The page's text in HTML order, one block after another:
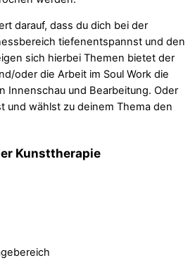
darauf, dass du dich bei der
tiefenentspannst und den
sich hierbei Themen bietet der
oder die Arbeit im Soul Work die
Innenschau und Bearbeitung. Oder
und wählst zu deinem Thema den
Kunsttherapie